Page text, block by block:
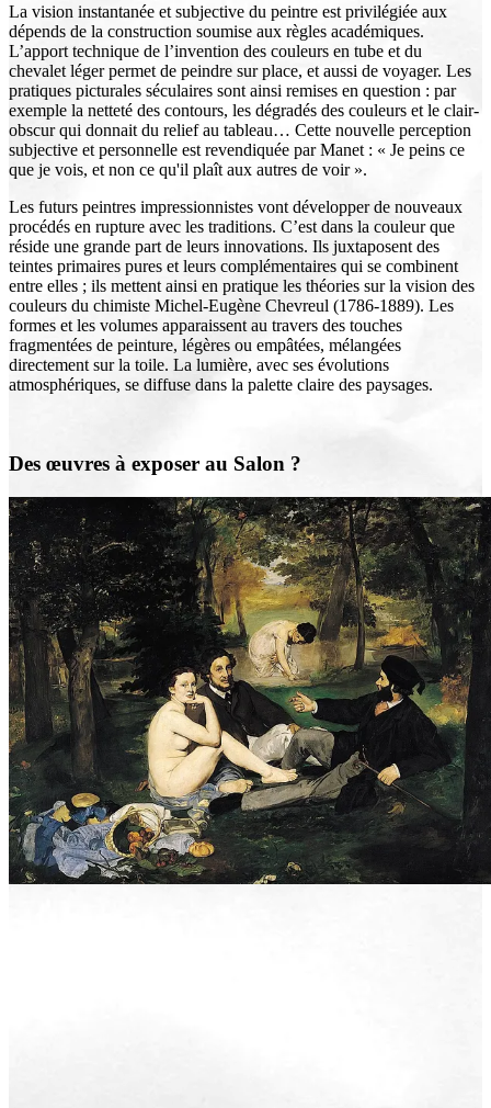
La vision instantanée et subjective du peintre est privilégiée aux
dépends de la construction soumise aux règles académiques.
L’apport technique de l’invention des couleurs en tube et du
chevalet léger permet de peindre sur place, et aussi de voyager. Les
pratiques picturales séculaires sont ainsi remises en question : par
exemple la netteté des contours, les dégradés des couleurs et le clair-
obscur qui donnait du relief au tableau… Cette nouvelle perception
subjective et personnelle est revendiquée par Manet : « Je peins ce
que je vois, et non ce qu'il plaît aux autres de voir ».
Les futurs peintres impressionnistes vont développer de nouveaux
procédés en rupture avec les traditions. C’est dans la couleur que
réside une grande part de leurs innovations. Ils juxtaposent des
teintes primaires pures et leurs complémentaires qui se combinent
entre elles ; ils mettent ainsi en pratique les théories sur la vision des
couleurs du chimiste Michel-Eugène Chevreul (1786-1889). Les
formes et les volumes apparaissent au travers des touches
fragmentées de peinture, légères ou empâtées, mélangées
directement sur la toile. La lumière, avec ses évolutions
atmosphériques, se diffuse dans la palette claire des paysages.
Des œuvres à exposer au Salon ?